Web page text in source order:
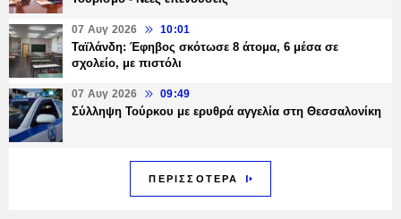
07 Αυγ 2026 10:01
Ταϊλάνδη: Έφηβος σκότωσε 8 άτομα, 6 μέσα σε
σχολείο, με πιστόλι
07 Αυγ 2026 09:49
Σύλληψη Τούρκου με ερυθρά αγγελία στη Θεσσαλονίκη
ΠΕΡΙΣΣΟΤΕΡΑ